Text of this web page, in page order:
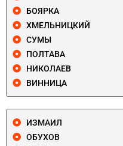
БОЯРКА
ХМЕЛЬНИЦКИЙ
СУМЫ
ПОЛТАВА
НИКОЛАЕВ
ВИННИЦА
ИЗМАИЛ
ОБУХОВ